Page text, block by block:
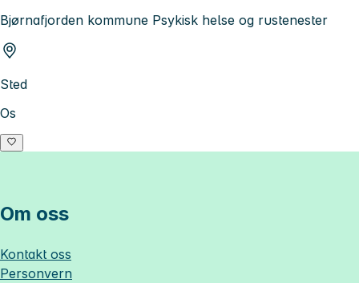
Bjørnafjorden kommune Psykisk helse og rustenester
Sted
Os
Om oss
Kontakt oss
Personvern